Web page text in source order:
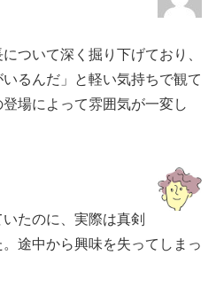
ついて深く掘り下げており、
いるんだ」と軽い気持ちで観て
場によって雰囲気が一変し
たのに、実際は真剣
途中から興味を失ってしまっ